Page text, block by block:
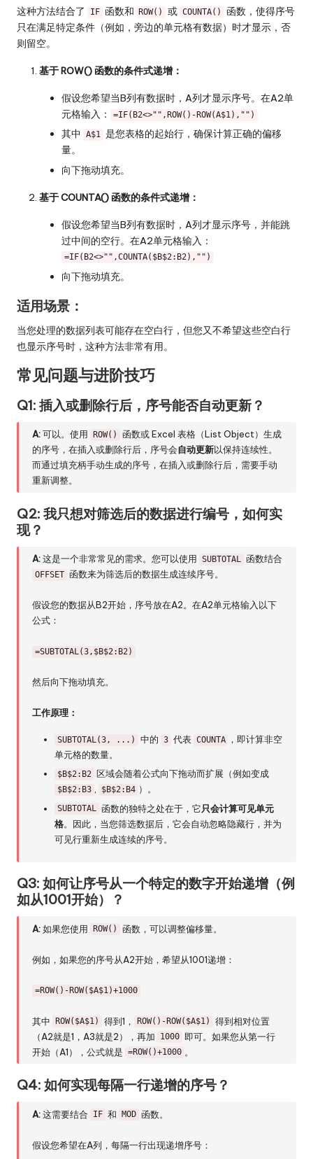
这种方法结合了 IF 函数和 ROW() 或 COUNTA()
函数，使得序号
只在满足特定条件（例如，旁边的单元格有数据）时才显示，否
则留空。
基于 ROW() 函数的条件式递增：
假设您希望当B列有数据时，A列才显示序号。在A2单
元格输入：
=IF(B2<>"",ROW()-ROW(A$1),"")
其中 A$1 是您表格的起始行，确保计算正确的偏移
量。
向下拖动填充。
基于 COUNTA() 函数的条件式递增：
假设您希望当B列有数据时，A列才显示序号，并能跳
过中间的空行。在A2单元格输入：
=IF(B2<>"",COUNTA($B$2:B2),"")
向下拖动填充。
适用场景：
当您处理的数据列表可能存在空白行，但您又不希望这些空白行
也显示序号时，这种方法非常有用。
常见问题与进阶技巧
Q1: 插入或删除行后，序号能否自动更新？
A:可以。使用 ROW()
函数或 Excel 表格（List Object）生成
的序号，在插入或删除行后，序号会自动更新以保持连续性。
而通过填充柄手动生成的序号，在插入或删除行后，需要手动
重新调整。
Q2: 我只想对筛选后的数据进行编号，如何实
现？
A:这是一个非常常见的需求。您可以使用 SUBTOTAL 函数结合
OFFSET 函数来为筛选后的数据生成连续序号。
假设您的数据从B2开始，序号放在A2。在A2单元格输入以下
公式：
=SUBTOTAL(3,$B$2:B2)
然后向下拖动填充。
工作原理：
SUBTOTAL(3, ...) 中的 3 代表 COUNTA
，即计算非空
单元格的数量。
$B$2:B2 区域会随着公式向下拖动而扩展（例如变成
$B$2:B3 , $B$2:B4 ）。
SUBTOTAL 函数的独特之处在于，它只会计算可见单元
格。因此，当您筛选数据后，它会自动忽略隐藏行，并为
可见行重新生成连续的序号。
Q3: 如何让序号从一个特定的数字开始递增（例
如从1001开始）？
A:如果您使用 ROW() 函数，可以调整偏移量。
例如，如果您的序号从A2开始，希望从1001递增：
=ROW()-ROW($A$1)+1000
其中 ROW($A$1) 得到1， ROW()-ROW($A$1)
得到相对位置
（A2就是1，A3就是2），再加
1000 即可。如果您从第一行
开始（A1），公式就是 =ROW()+1000 。
Q4: 如何实现每隔一行递增的序号？
A:这需要结合 IF 和 MOD 函数。
假设您希望在A列，每隔一行出现递增序号：